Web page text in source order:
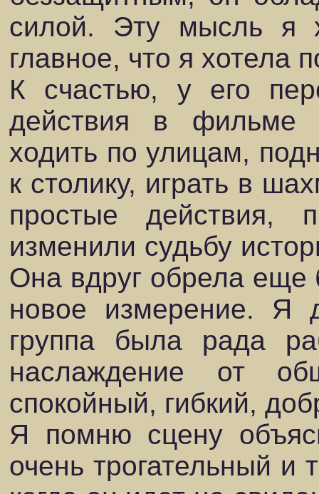
силой. Эту мысль я
главное, что я хотела
К счастью, у его
действия в
ходить по улицам,
к столику, играть в
простые действия,
изменили судьбу
Она вдруг обрела еще
новое измерение. Я
группа была рада
наслаждение от
спокойный, гибкий,
Я помню сцену
очень трогательный